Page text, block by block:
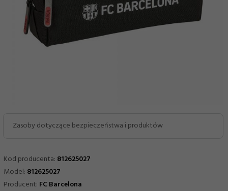
Zasoby dotyczące bezpieczeństwa i produktów
Kod producenta: 812625027
Model: 812625027
Producent: FC Barcelona